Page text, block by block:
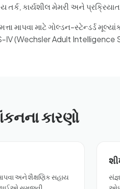
કાર્યશીલ મેમરી અને
માપવા માટે ગોલ્ડન-સ્ટેન્ડર્ડ
(Wechsler Adult Intelligence
કારણો
અને શૈક્ષણિક સહાય